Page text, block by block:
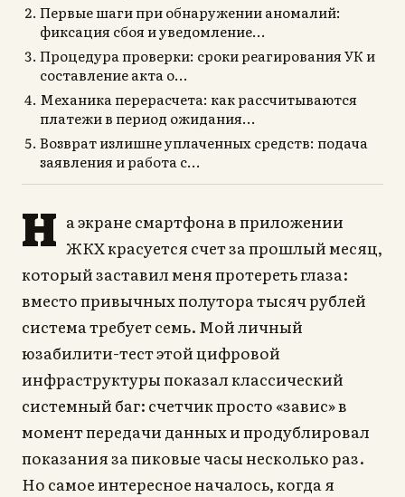
Первые шаги при обнаружении аномалий:
фиксация сбоя и уведомление...
Процедура проверки: сроки реагирования УК и
составление акта о...
Механика перерасчета: как рассчитываются
платежи в период ожидания...
Возврат излишне уплаченных средств: подача
заявления и работа с...
Н а экране смартфона в приложении
ЖКХ красуется счет за прошлый месяц,
который заставил меня протереть глаза:
вместо привычных полутора тысяч рублей
система требует семь. Мой личный
юзабилити-тест этой цифровой
инфраструктуры показал классический
системный баг: счетчик просто «завис» в
момент передачи данных и продублировал
показания за пиковые часы несколько раз.
Но самое интересное началось, когда я